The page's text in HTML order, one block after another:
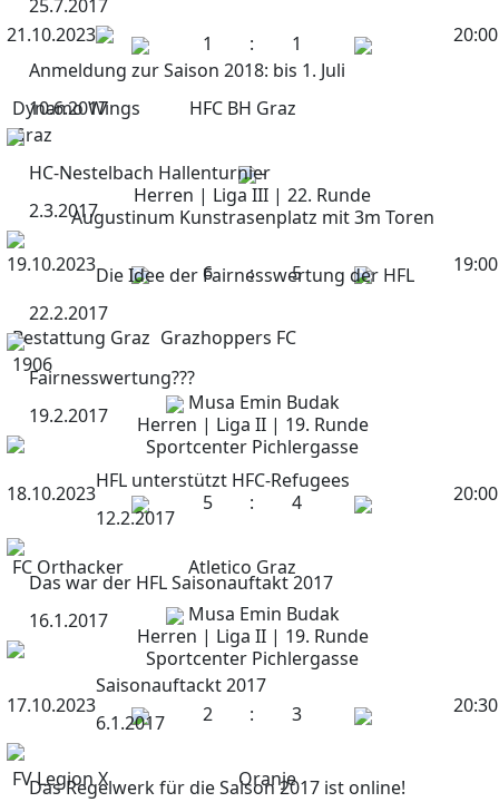
21.10.2023
20:00
1 : 1
Dynamo Wings
Graz
HFC BH Graz
-
Herren | Liga III | 22. Runde
Augustinum Kunstrasenplatz mit 3m Toren
19.10.2023
19:00
6 : 5
Bestattung Graz
1906
Grazhoppers FC
Musa Emin Budak
Herren | Liga II | 19. Runde
Sportcenter Pichlergasse
18.10.2023
20:00
5 : 4
FC Orthacker
Atletico Graz
Musa Emin Budak
Herren | Liga II | 19. Runde
Sportcenter Pichlergasse
17.10.2023
20:30
2 : 3
FV Legion X
Oranje
25.7.2017
Anmeldung zur Saison 2018: bis 1. Juli
10.6.2017
HC-Nestelbach Hallenturnier
2.3.2017
Die Idee der Fairnesswertung der HFL
22.2.2017
Fairnesswertung???
19.2.2017
HFL unterstützt HFC-Refugees
12.2.2017
Das war der HFL Saisonauftakt 2017
16.1.2017
Saisonauftackt 2017
6.1.2017
Das Regelwerk für die Saison 2017 ist online!